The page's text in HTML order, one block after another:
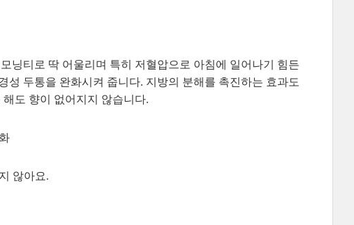
닝티로 딱 어울리며 특히 저혈압으로 아침에 일어나기 힘든
두통을 완화시켜 줍니다. 지방의 분해를 촉진하는 효과도
도 향이 없어지지 않습니다.
않아요.